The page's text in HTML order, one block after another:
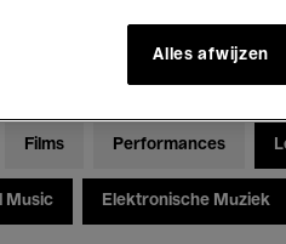
Films Performances
Music Elektronische Muziek
Alles afwijzen